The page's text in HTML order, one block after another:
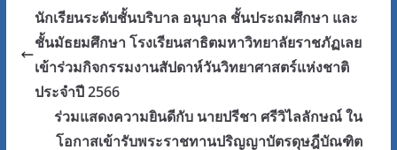
นักเรียนระดับชั้นบริบาล อนุบาล ชั้นประถมศึกษา และ
ชั้นมัธยมศึกษา โรงเรียนสาธิตมหาวิทยาลัยราชภัฏเลย
เข้าร่วมกิจกรรมงานสัปดาห์วันวิทยาศาสตร์แห่งชาติ
ประจำปี 2566
ร่วมแสดงความยินดีกับ นายปรีชา ศรีวิไลลักษณ์ ใน
โอกาสเข้ารับพระราชทานปริญญาบัตรดุษฎีบัณฑิต